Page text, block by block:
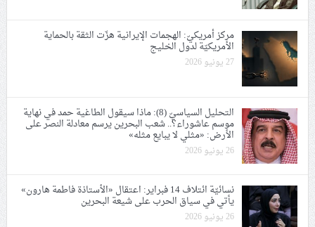
مركز أمريكيّ: الهجمات الإيرانية هزّت الثقة بالحماية
الأمريكيّة لدول الخليج
27 يونيو 2026
التحليل السياسيّ (8): ماذا سيقول الطاغية حمد في نهاية
موسم عاشوراء؟.. شعب البحرين يرسم معادلة النصر على
الأرض: «مثلي لا يبايع مثله»
26 يونيو 2026
نسائيّة ائتلاف 14 فبراير: اعتقال «الأستاذة فاطمة هارون»
يأتي في سياق الحرب على شيعة البحرين
26 يونيو 2026